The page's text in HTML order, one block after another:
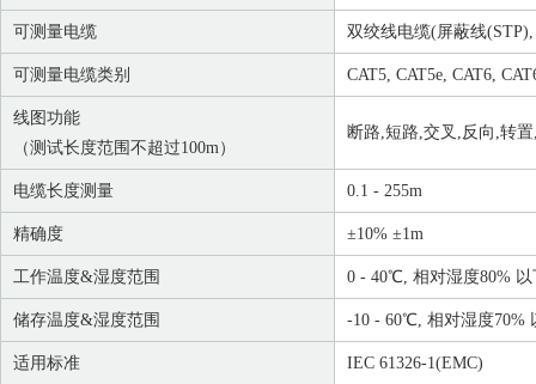
可测量电缆 双绞线电缆(屏蔽线
可测量电缆类别 CAT5, CAT5e, CAT6,
线图功能
（测试长度范围不超过100m）
断路,短路,交叉,反向,转
电缆长度测量 0.1 - 255m
精确度 ±10% ±1m
工作温度&湿度范围 0 - 40℃, 相对湿度80%
储存温度&湿度范围 -10 - 60℃, 相对湿度70%
适用标准 IEC 61326-1(EMC)